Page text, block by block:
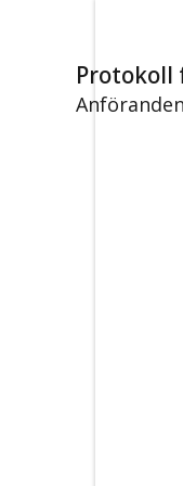
Protokoll